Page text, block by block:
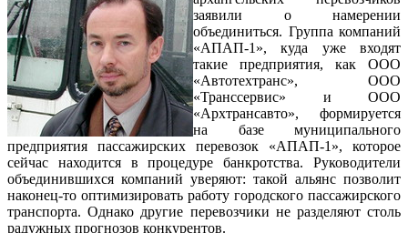
заявили о намерении
объединиться. Группа компаний
«АПАП-1», куда уже входят
такие предприятия, как ООО
«Автотехтранс», ООО
«Транссервис» и ООО
«Архтрансавто», формируется
на базе муниципального
предприятия пассажирских перевозок «АПАП-1», которое
сейчас находится в процедуре банкротства. Руководители
объединившихся компаний уверяют: такой альянс позволит
наконец-то оптимизировать работу городского пассажирского
транспорта. Однако другие перевозчики не разделяют столь
радужных прогнозов конкурентов.